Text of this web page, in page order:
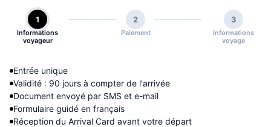
1
Informations
voyageur
2
Paiement
3
Informations
voyage
Entrée unique
Validité : 90 jours à compter de l'arrivée
Document envoyé par SMS et e-mail
Formulaire guidé en français
Réception du Arrival Card avant votre départ